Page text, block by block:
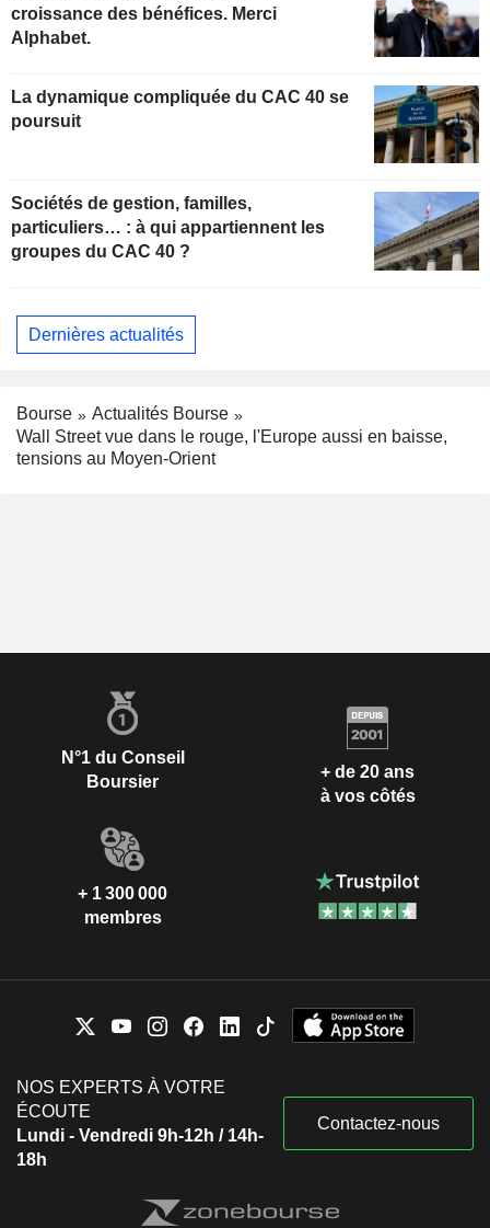
croissance des bénéfices. Merci
Alphabet.
La dynamique compliquée du CAC 40 se
poursuit
Sociétés de gestion, familles,
particuliers… : à qui appartiennent les
groupes du CAC 40 ?
Dernières actualités
Bourse
Actualités Bourse
Wall Street vue dans le rouge, l'Europe aussi en baisse,
tensions au Moyen-Orient
N°1 du Conseil
Boursier
+ de 20 ans
à vos côtés
+ 1 300 000
membres
NOS EXPERTS À VOTRE
ÉCOUTE
Lundi - Vendredi 9h-12h / 14h-
18h
Contactez-nous